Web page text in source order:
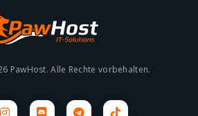
PawHost. Alle Rechte vorbehalten.